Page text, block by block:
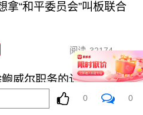
拿“和平委员会”叫板联合
阅读 32174
威尔职务的计划
0 0